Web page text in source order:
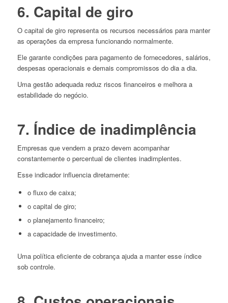
6. Capital de giro
O capital de giro representa os recursos necessários para manter
as operações da empresa funcionando normalmente.
Ele garante condições para pagamento de fornecedores, salários,
despesas operacionais e demais compromissos do dia a dia.
Uma gestão adequada reduz riscos financeiros e melhora a
estabilidade do negócio.
7. Índice de inadimplência
Empresas que vendem a prazo devem acompanhar
constantemente o percentual de clientes inadimplentes.
Esse indicador influencia diretamente:
o fluxo de caixa;
o capital de giro;
o planejamento financeiro;
a capacidade de investimento.
Uma política eficiente de cobrança ajuda a manter esse índice
sob controle.